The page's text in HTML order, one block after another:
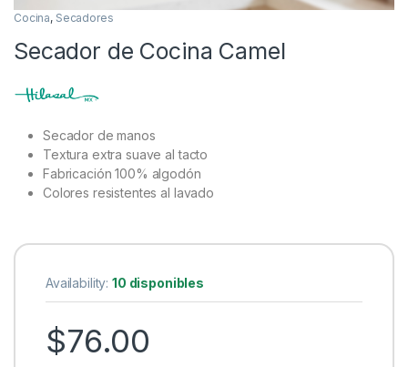
Cocina, Secadores
Secador de Cocina Camel
Secador de manos
Textura extra suave al tacto
Fabricación 100% algodón
Colores resistentes al lavado
Availability:10 disponibles
$76.00